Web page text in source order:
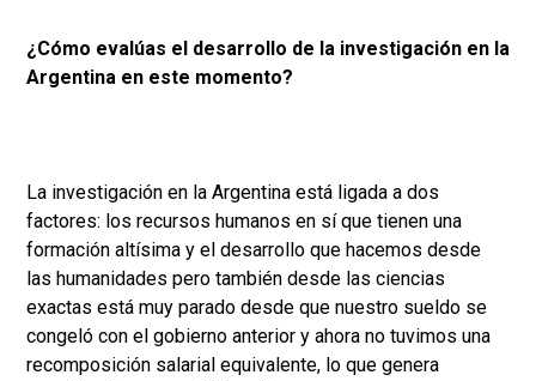
¿Cómo evalúas el desarrollo de la investigación en la
Argentina en este momento?
La investigación en la Argentina está ligada a dos
factores: los recursos humanos en sí que tienen una
formación altísima y el desarrollo que hacemos desde
las humanidades pero también desde las ciencias
exactas está muy parado desde que nuestro sueldo se
congeló con el gobierno anterior y ahora no tuvimos una
recomposición salarial equivalente, lo que genera